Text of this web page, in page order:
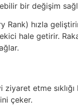
bir değişim
Rank) hızla
hale getirir.
etme sıklığı
çeker.